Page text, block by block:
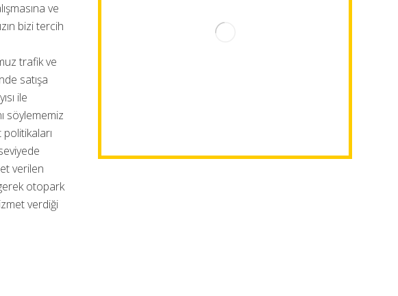
ve
bizi tercih
trafik ve
satışa
ile
söylememiz
verilen
otopark
verdiği